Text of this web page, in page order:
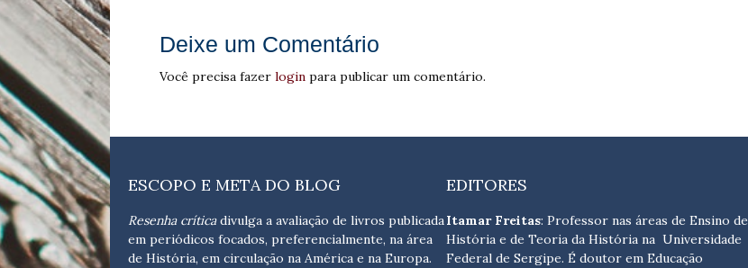
Deixe um Comentário
Você precisa fazer login para publicar um comentário.
ESCOPO E META DO BLOG
Resenha críticadivulga a avaliação de livros publicada
em periódicos focados, preferencialmente, na área
de História, em circulação na América e na Europa.
EDITORES
Itamar Freitas: Professor nas áreas de Ensino de
História e de Teoria da História na Universidade
Federal de Sergipe. É doutor em Educação